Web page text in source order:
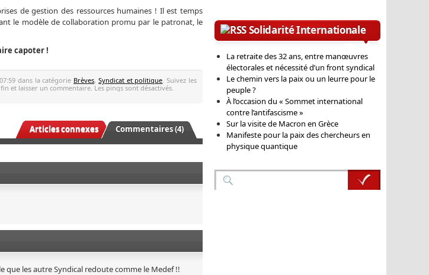
de gestion des ressources humaines ! Il est temps
le modèle de collaboration promu par le patronat, le
capoter !
dans la catégorie Brèves, Syndicat et politique . Suivez les
et laisser un commentaire. Les pings sont désactivés.
Commentaires (4)
Articles connexes
que les autre Syndical redoute comme le Medef !!
Solidarité Internationale
La retraite des 32 ans, entre manœuvres
électorales et nécessité d’un front syndical
Le chemin vers la paix ou un leurre pour le
peuple ?
À l’occasion du « Sommet international
contre l’antifascisme »
Sur la visite de Macron en Grèce
Manifeste pour la paix des chercheurs en
physique quantique